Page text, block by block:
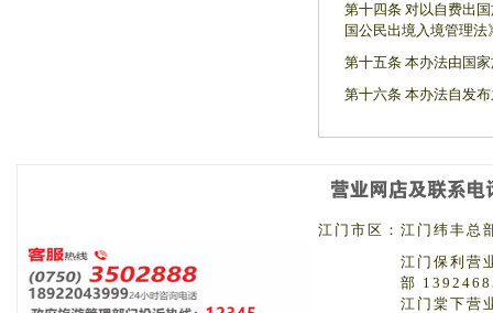
第十四条 对以自费出
国公民出境入境管理
第十五条 本办法由国
第十六条 本办法自发
江门市区： 江门纬丰总
江门保利营
部
江门棠下营